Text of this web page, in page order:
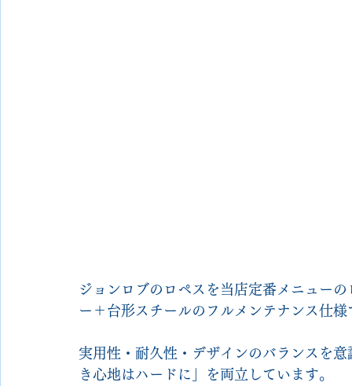
ジョンロブのロペスを当店定番メニュー
ー＋台形スチールのフルメンテナンス仕
実用性・耐久性・デザインのバランスを
き心地はハードに」を両立しています。